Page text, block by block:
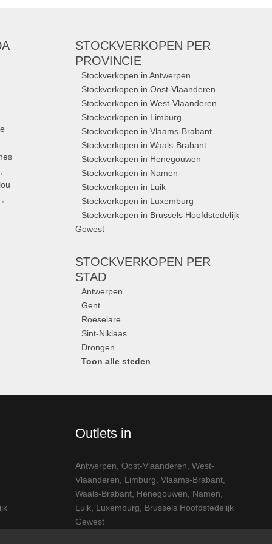
STOCKVERKOPEN PER
PROVINCIE
Stockverkopen in Antwerpen
Stockverkopen in Oost-Vlaanderen
Stockverkopen in West-Vlaanderen
Stockverkopen in Limburg
Stockverkopen in Vlaams-Brabant
Stockverkopen in Waals-Brabant
Stockverkopen in Henegouwen
Stockverkopen in Namen
Stockverkopen in Luik
Stockverkopen in Luxemburg
Stockverkopen in Brussels Hoofdstedelijk
Gewest
STOCKVERKOPEN PER
STAD
Antwerpen
Gent
Roeselare
Sint-Niklaas
Drongen
Toon alle steden
Outlets in
Antwerpen ,Oost-Vlaanderen ,West-
Vlaanderen
Limburg ,Vlaams-Brabant
Waals-Brabant Henegouwen Namen
Luik Luxemburg
Brussels Hoofdstedelijk
Gewest